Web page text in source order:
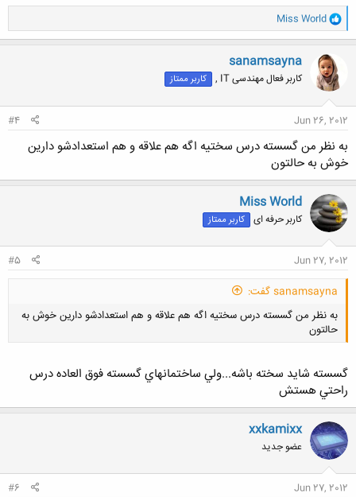
و
ا
ک
ن
ش
ه
ا
Miss World
sanamsayna
کاربر فعال مهندسی IT , کاربر ممتاز
Jun 26, 2012
#4
به نظر من گسسته درس سختیه اگه هم علاقه و هم استعدادشو دارین
خوش به حالتون
Miss World
کاربر حرفه ای کاربر ممتاز
Jun 27, 2012
#5
sanamsayna گفت:
به نظر من گسسته درس سختیه اگه هم علاقه و هم استعدادشو دارین خوش به
حالتون
گسسته شايد سخته باشه...ولي ساختمانهاي گسسته فوق العاده درس
راحتي هستش
xxkamixx
عضو جدید
Jun 27, 2012
#6